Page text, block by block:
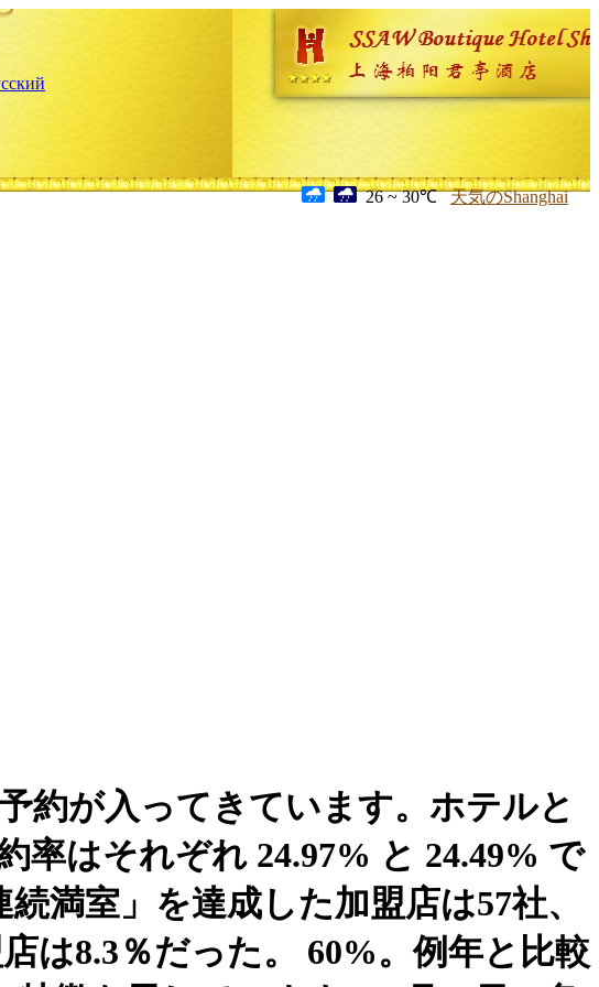
26 ~ 30℃ 天気のShanghai
約が入ってきています。ホテルと
率はそれぞれ 24.97% と 24.49% で
満室」を達成した加盟店は57社、
は8.3％だった。 60%。例年と比較